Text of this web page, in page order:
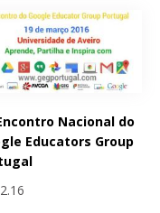
Nacional do
Educators Group